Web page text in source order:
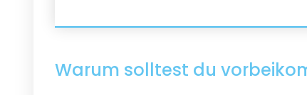
Warum solltest du